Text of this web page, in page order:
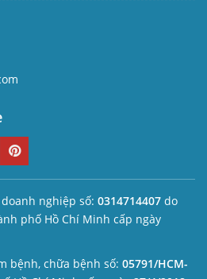
nghiệp số: 0314714407 do
phố Hồ Chí Minh cấp ngày
bệnh, chữa bệnh số: 05791/HCM-